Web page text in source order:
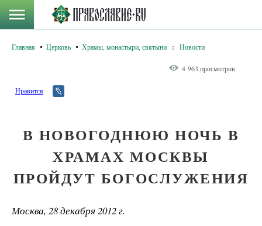
Главная Церковь Храмы, монастыри, святыни : Новости
4 963 просмотров
Нравится
В НОВОГОДНЮЮ НОЧЬ В
ХРАМАХ МОСКВЫ
ПРОЙДУТ БОГОСЛУЖЕНИЯ
Москва, 28 декабря 2012 г.